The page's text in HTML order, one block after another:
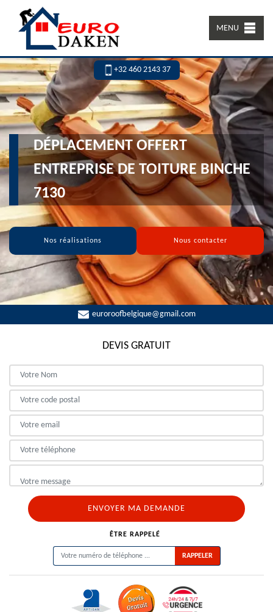
MENU
+32 460 2143 37
DÉPLACEMENT OFFERT
ENTREPRISE DE TOITURE BINCHE
7130
Nos réalisations Nous contacter
euroroofbelgique@gmail.com
DEVIS GRATUIT
ÊTRE RAPPELÉ